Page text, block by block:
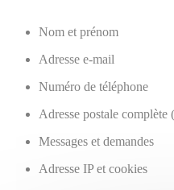
Nom et prénom
Adresse e-mail
Numéro de téléphone
Adresse postale
Messages et demandes
Adresse IP et cookies